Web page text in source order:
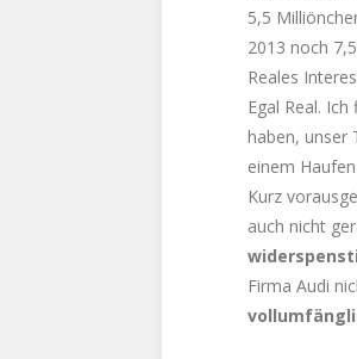
5,5
2013 noch
Reales
Egal Real.
haben, unser
einem
Kurz
auch nicht
Firma Audi